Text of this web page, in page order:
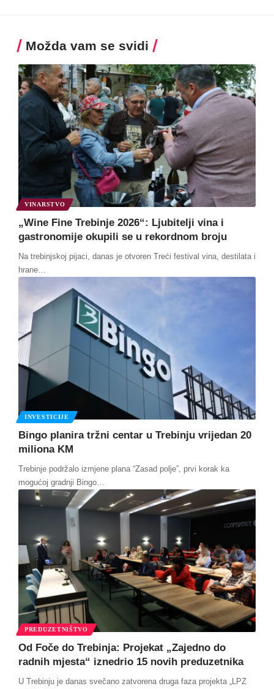
Možda vam se svidi
VINARSTVO
„Wine Fine Trebinje 2026“: Ljubitelji vina i
gastronomije okupili se u rekordnom broju
Na trebinjskoj pijaci, danas je otvoren Treći festival vina, destilata i
hrane…
INVESTICIJE
Bingo planira tržni centar u Trebinju vrijedan 20
miliona KM
Trebinje podržalo izmjene plana “Zasad polje”, prvi korak ka
mogućoj gradnji Bingo
PREDUZETNIŠTVO
Od Foče do Trebinja: Projekat „Zajedno do
radnih mjesta“ iznedrio 15 novih preduzetnika
U Trebinju je danas svečano zatvorena druga faza projekta „LPZ